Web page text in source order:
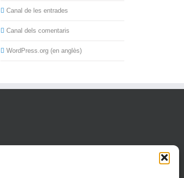
Canal de les entrades
Canal dels comentaris
WordPress.org (en anglès)